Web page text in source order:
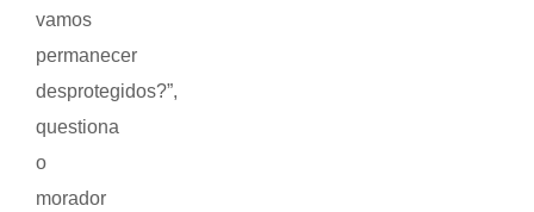
vamos
permanecer
desprotegidos?”,
questiona
o
morador